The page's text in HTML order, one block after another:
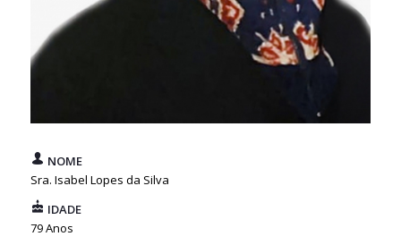
NOME
Sra. Isabel Lopes da Silva
IDADE
79 Anos